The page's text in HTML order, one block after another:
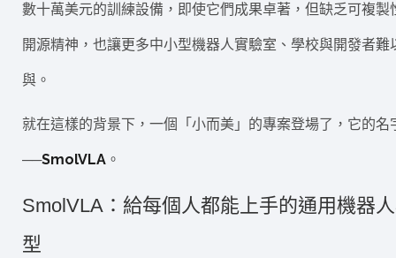
數十萬美元的訓練設備，即使它們成果卓著，但缺乏可複製
開源精神，也讓更多中小型機器人實驗室、學校與開發者難
與。
就在這樣的背景下，一個「小而美」的專案登場了，它的名
──SmolVLA 。
SmolVLA：給每個人都能上手的通用機器
型